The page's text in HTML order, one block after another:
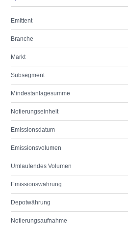
Emittent
Branche
Markt
Subsegment
Mindestanlagesumme
Notierungseinheit
Emissionsdatum
Emissionsvolumen
Umlaufendes Volumen
Emissionswährung
Depotwährung
Notierungsaufnahme